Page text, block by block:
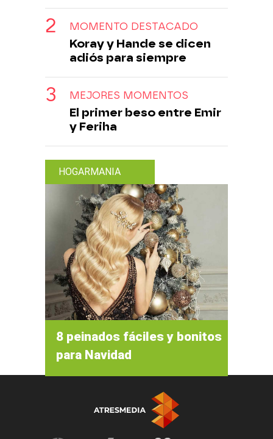
MOMENTO DESTACADO
Koray y Hande se dicen
adiós para siempre
MEJORES MOMENTOS
El primer beso entre Emir
y Feriha
HOGARMANIA
8 peinados fáciles y bonitos
para Navidad